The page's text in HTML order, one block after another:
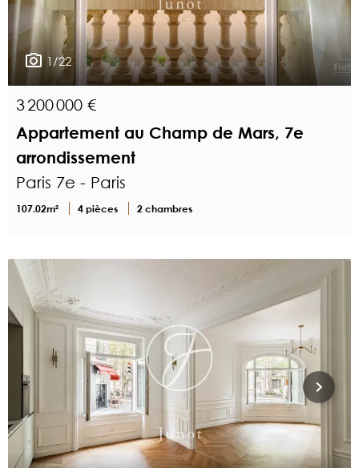
1/22
3 200 000 €
Appartement au Champ de Mars, 7e
arrondissement
Paris 7e - Paris
107.02m² 4 pièces 2 chambres